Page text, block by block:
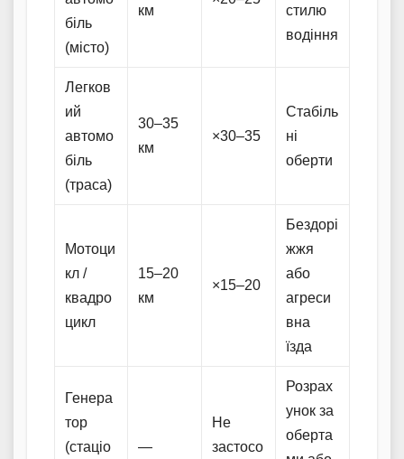
біль
(місто)
км
стилю
водіння
Легков
ий
автомо
біль
(траса)
30–35
км
×30–35
Стабіль
ні
оберти
Мотоци
кл /
квадро
цикл
15–20
км
×15–20
Бездорі
жжя
або
агреси
вна
їзда
Генера
тор
(стаціо
—
Не
застосо
Розрах
унок за
оберта